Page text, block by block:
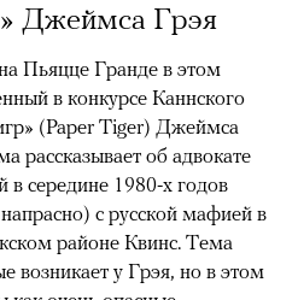
Джеймса Грэя
Пьяцце Гранде в этом
в конкурсе Каннского
(Paper Tiger) Джеймса
рассказывает об адвокате
середине 1980-х годов
с русской мафией в
районе Квинс. Тема
возникает у Грэя, но в этом